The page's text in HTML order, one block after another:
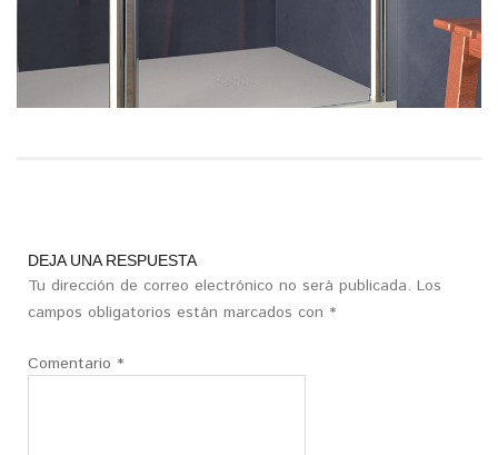
DEJA UNA RESPUESTA
Tu dirección de correo electrónico no será publicada. Los
campos obligatorios están marcados con *
Comentario *